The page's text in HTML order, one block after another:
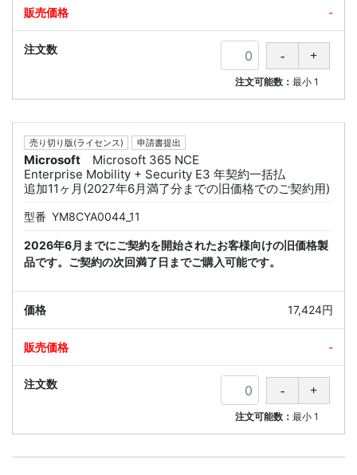
-
注文可能数：最小 1
売り切り版(ライセンス) 申請書提出
Microsoft
Microsoft 365 NCE
Enterprise Mobility + Security E3 年契約一括払
追加11ヶ月(2027年6月満了分までの旧価格でのご契約用)
型番 YM8CYA0044_11
2026年6月までにご契約を開始されたお客様向けの旧価格製
品です。ご契約の次回満了日までご購入可能です。
17,424円
-
注文可能数：最小 1